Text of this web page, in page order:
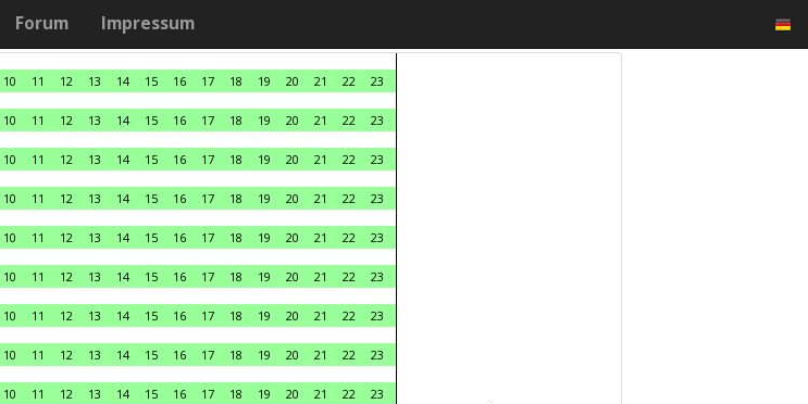
Forum Impressum
10 11 12 13 14 15 16 17 18 19 20 21 22
23
10 11 12 13 14 15 16 17 18 19 20 21 22
23
10 11 12 13 14 15 16 17 18 19 20 21 22
23
10 11 12 13 14 15 16 17 18 19 20 21 22
23
10 11 12 13 14 15 16 17 18 19 20 21 22
23
10 11 12 13 14 15 16 17 18 19 20 21 22
23
10 11 12 13 14 15 16 17 18 19 20 21 22
23
10 11 12 13 14 15 16 17 18 19 20 21 22
23
10 11 12 13 14 15 16 17 18 19 20 21 22
23